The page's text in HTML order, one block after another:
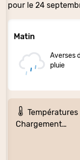
pour le 24
Matin
Averses
pluie
Températures
Chargement…